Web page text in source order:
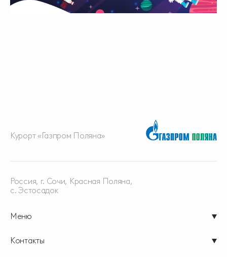
Курорт «Газпром Поляна»
Меню
Россия, г. Сочи, Красная Поляна,
с. Эстосадок
Контакты